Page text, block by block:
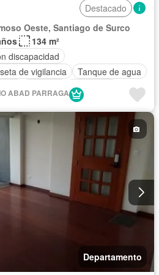
Destacado
Oeste, Santiago de Surco
134 m²
discapacidad
de vigilancia
Tanque de agua
Seguridad
ABAD PARRAGA
Departamento